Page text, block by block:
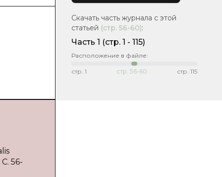
56-
Скачать часть журнала с этой
статьей (стр. 56-60):
Часть 1 (cтр. 1 - 115)
Расположение в файле:
стр. 1 стр. 56-60 стр. 115